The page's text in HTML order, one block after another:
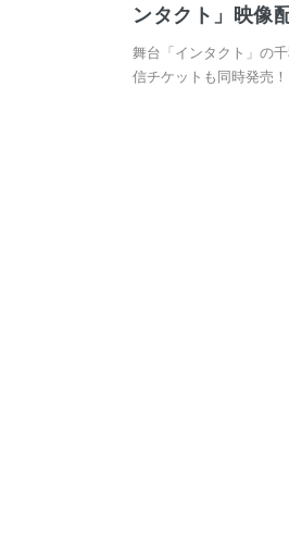
ンタクト」映像
舞台「インタクト」の
信チケットも同時発売